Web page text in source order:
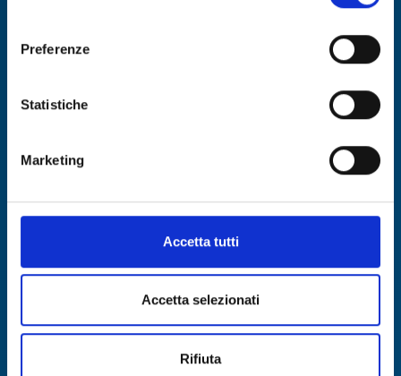
https://www.openinnovation.regione.lombardia.it/it/co
https://www.openinnovation.regione.lombardia.it/it/pr
Preferenze
Statistiche
Marketing
Accetta tutti
Accetta selezionati
Rifiuta
Istituto universitario tedesco offre
progettazione e testing di sistemi di
ID EEN: TODE20260310025
SCOPRI DI PIÙ →